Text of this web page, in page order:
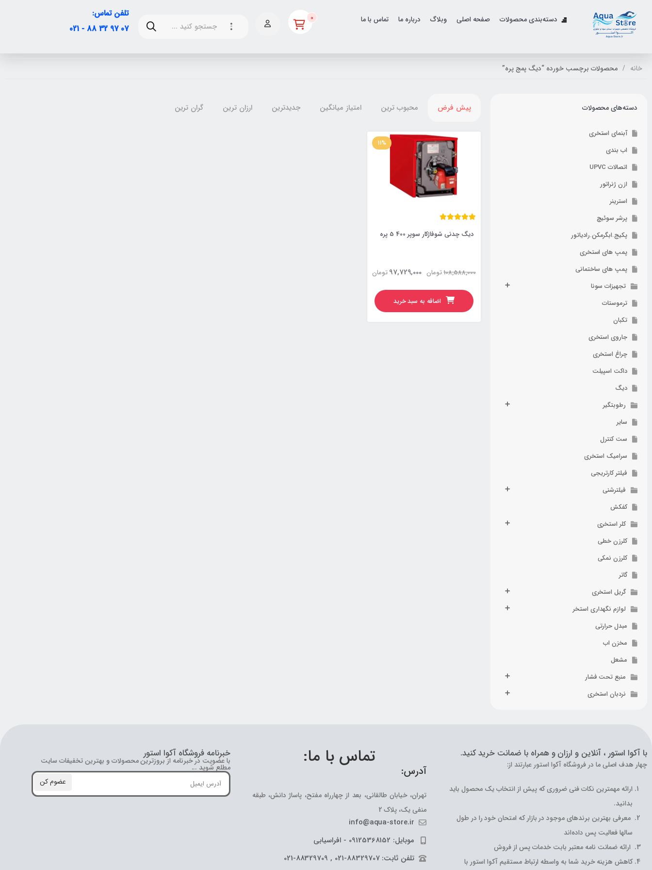
دسته‌بندی محصولات صفحه اصلی وبلاگ درباره ما تماس با ما 0
تلفن تماس:
07 97 32 88 - 021
خانه محصولات برچسب خورده “دیگ پمج پره”
دسته‌های محصولات
آبنمای استخری
اب بندی
اتصالات UPVC
ازن ژنراتور
استرینر
پرشر سوئیچ
پکیج.ابگرمکن.رادیاتور
پمپ های استخری
پمپ های ساختمانی
تجهیزات سونا
ترموستات
تکبان
جاروی استخری
چراغ استخری
داکت اسپیلت
دیگ
رطوبتگیر
سایر
ست کنترل
سرامیک استخری
فیلتر کارتریجی
فیلترشنی
کفکش
کلر استخری
کلرزن خطی
کلرزن نمکی
گاتر
گریل استخری
لوازم نگهداری استخر
مبدل حرارتی
مخزن اب
مشعل
منبع تحت فشار
نردبان استخری
پیش فرض محبوب ترین امتیاز میانگین جدیدترین ارزان ترین گران ترین
11%
دیگ چدنی شوفاژکار سوپر 400 5 پره
تومان108,588,000 تومان 97,729,000
اضافه به سبد خرید
با آکوا استور ، آنلاین و ارزان و همراه با ضمانت خرید کنید.
چهار هدف اصلی ما در فروشگاه آکوا استور عبارتند از:
ارائه مهمترین نکات فنی ضروری که پیش از انتخاب یک محصول باید
بدانید.
معرفی بهترین برندهای موجود در بازار که امتحان خود را در طول
سالها فعالیت پس داده‌اند
ارائه ضمانت نامه معتبر بابت خدمات پس از فروش
کاهش هزینه خرید شما به واسطه ارتباط مستقیم آکوا استور با
تماس با ما:
آدرس:
تهران، خیابان طالقانی، بعد از چهارراه مفتح، پاساژ دانش، طبقه
منفی یک، پلاک 2
info@aqua-store.ir
موبایل: 09125368152 - افراسیابی
تلفن ثابت: 88329707-021 , 88329709-021
خبرنامه فروشگاه آکوا استور
با عضویت در خبرنامه از بروز‌ترین محصولات و بهترین تخفیفات سایت
مطلع شوید ...
عضوم کن